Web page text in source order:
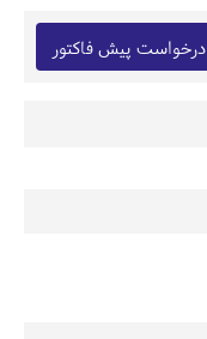
درخواست پیش فاکتور